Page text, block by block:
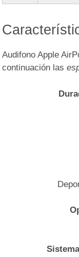
Audifono Apple
continuación las